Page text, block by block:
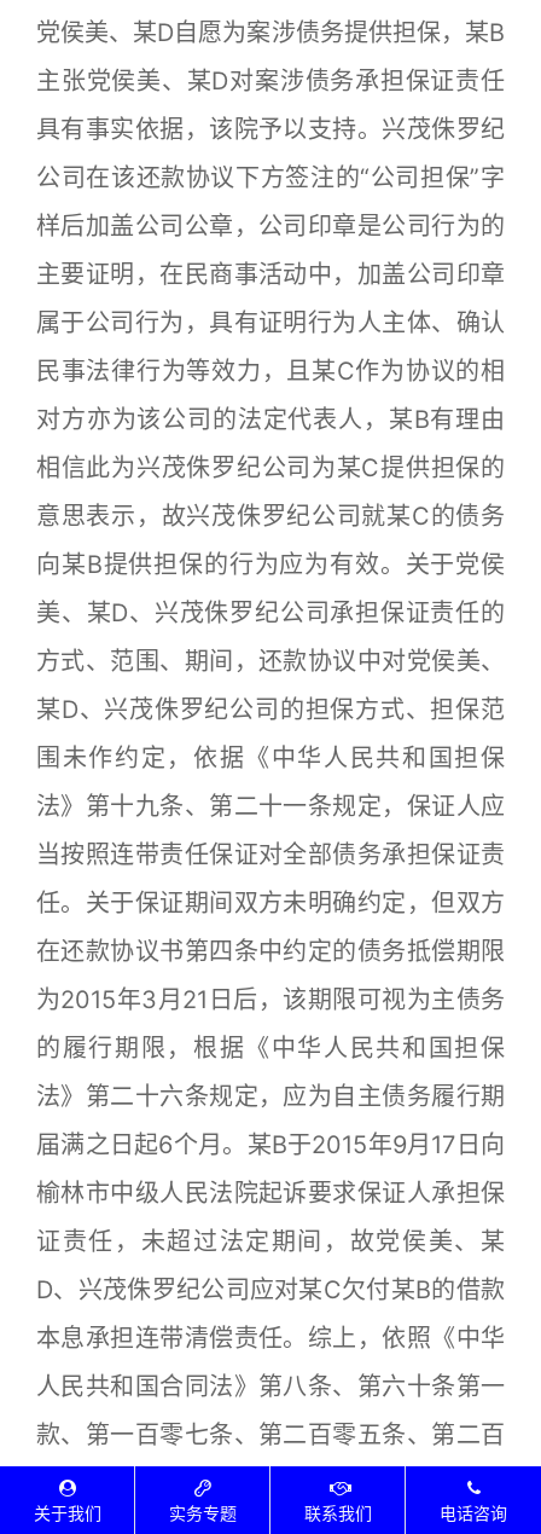
党侯美、某D自愿为案涉债务提供担保，某B
主张党侯美、某D对案涉债务承担保证责任
具有事实依据，该院予以支持。兴茂侏罗纪
公司在该还款协议下方签注的“公司担保”字
样后加盖公司公章，公司印章是公司行为的
主要证明，在民商事活动中，加盖公司印章
属于公司行为，具有证明行为人主体、确认
民事法律行为等效力，且某C作为协议的相
对方亦为该公司的法定代表人，某B有理由
相信此为兴茂侏罗纪公司为某C提供担保的
意思表示，故兴茂侏罗纪公司就某C的债务
向某B提供担保的行为应为有效。关于党侯
美、某D、兴茂侏罗纪公司承担保证责任的
方式、范围、期间，还款协议中对党侯美、
某D、兴茂侏罗纪公司的担保方式、担保范
围未作约定，依据《中华人民共和国担保
法》第十九条、第二十一条规定，保证人应
当按照连带责任保证对全部债务承担保证责
任。关于保证期间双方未明确约定，但双方
在还款协议书第四条中约定的债务抵偿期限
为2015年3月21日后，该期限可视为主债务
的履行期限，根据《中华人民共和国担保
法》第二十六条规定，应为自主债务履行期
届满之日起6个月。某B于2015年9月17日向
榆林市中级人民法院起诉要求保证人承担保
证责任，未超过法定期间，故党侯美、某
D、兴茂侏罗纪公司应对某C欠付某B的借款
本息承担连带清偿责任。综上，依照《中华
人民共和国合同法》第八条、第六十条第一
款、第一百零七条、第二百零五条、第二百
零六条、第二百零七条，《中华人民共和国
关于我们 实务专题 联系我们 电话咨询